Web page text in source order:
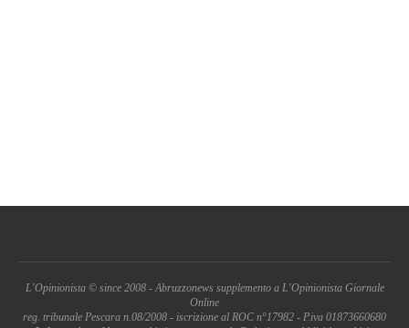
L'Opinionista © since 2008 - Abruzzonews supplemento a L'Opinionista Giornale
Online
reg. tribunale Pescara n.08/2008 - iscrizione al ROC n°17982 - P.iva 01873660680